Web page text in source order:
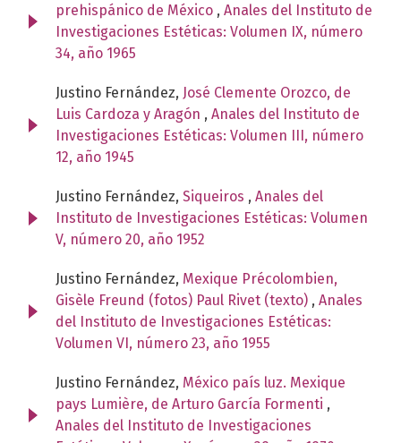
prehispánico de México , Anales del Instituto de
Investigaciones Estéticas: Volumen IX, número
34, año 1965
Justino Fernández, José Clemente Orozco, de
Luis Cardoza y Aragón , Anales del Instituto de
Investigaciones Estéticas: Volumen III, número
12, año 1945
Justino Fernández, Siqueiros , Anales del
Instituto de Investigaciones Estéticas: Volumen
V, número 20, año 1952
Justino Fernández, Mexique Précolombien,
Gisèle Freund (fotos) Paul Rivet (texto) , Anales
del Instituto de Investigaciones Estéticas:
Volumen VI, número 23, año 1955
Justino Fernández, México país luz. Mexique
pays Lumière, de Arturo García Formenti ,
Anales del Instituto de Investigaciones